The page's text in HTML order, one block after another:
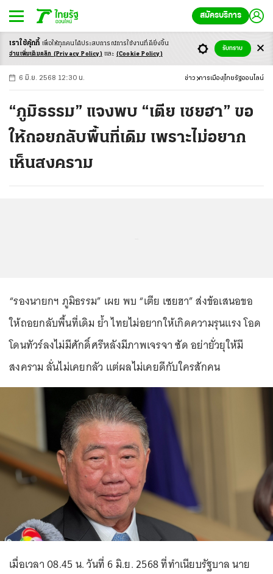
สมัครบริการ
-ก ก ก+
6 มิ.ย. 2568 12:30 น. ข่าว การเมือง ไทยรัฐออนไลน์
“ภูมิธรรม” แจงพบ “เตีย เซยฮา” ขอ
ให้ถอยกลับพื้นที่เดิม เพราะไม่อยาก
เห็นสงคราม
“รองนายกฯ ภูมิธรรม” เผย พบ “เตีย เซยฮา” ส่งข้อเสนอขอ
ให้ถอยกลับพื้นที่เดิม ย้ำ ไทยไม่อยากให้เกิดความรุนแรง โอด
โดนทัวร์ลงไม่มีศักดิ์ศรีหลังมีภาพเจรจา ซัด อย่ายั่วยุให้มี
สงคราม ลั่นไม่เคยกลัว แต่ผลไม่เคยดีกับใครสักคน
เมื่อเวลา 08.45 น. วันที่ 6 มิ.ย. 2568 ที่ทำเนียบรัฐบาล นาย
เราใช้คุ้กกี้ เพื่อให้ทุกคนได้ประสบการณ์การใช้งานที่ดียิ่งขึ้น
อ่านเพิ่มเติมคลิก (Privacy Policy) และ (Cookie Policy)
รับทราบ